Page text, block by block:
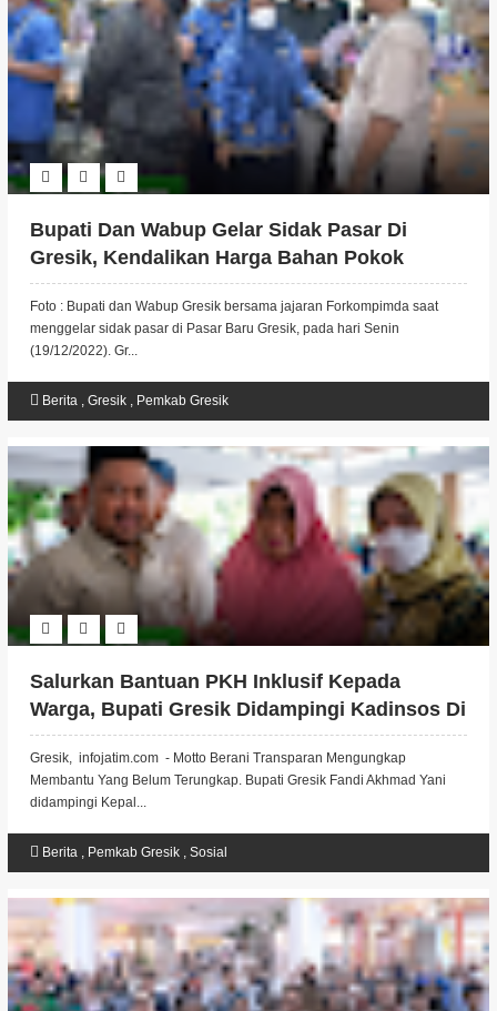
Bupati Dan Wabup Gelar Sidak Pasar Di
Gresik, Kendalikan Harga Bahan Pokok
Jelang Nataru
Foto : Bupati dan Wabup Gresik bersama jajaran Forkompimda saat
menggelar sidak pasar di Pasar Baru Gresik, pada hari Senin
(19/12/2022). Gr...
Berita, Gresik, Pemkab Gresik
Salurkan Bantuan PKH Inklusif Kepada
Warga, Bupati Gresik Didampingi Kadinsos Di
Kecamatan Bungah.
Gresik, infojatim.com - Motto Berani Transparan Mengungkap
Membantu Yang Belum Terungkap. Bupati Gresik Fandi Akhmad Yani
didampingi Kepal...
Berita, Pemkab Gresik, Sosial